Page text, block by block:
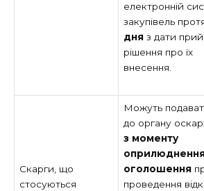
електронній
закупівель
дня з дати
рішення про їх
внесення.
Скарги, що
стосуються
Можуть
до органу
з моменту
оголошення
проведення